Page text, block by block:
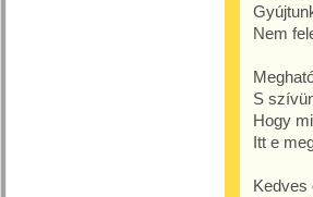
Nem
S
Hogy
Itt e
Kedves